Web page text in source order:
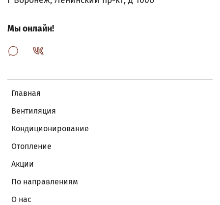
Главная
Вентиляция
Кондиционирование
Отопление
Акции
По направлениям
О нас
Мы онлайн!